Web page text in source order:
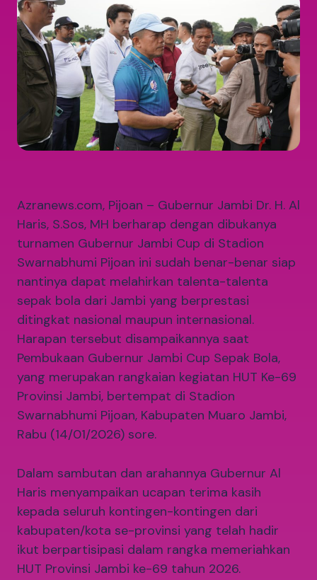
Azranews.com, Pijoan – Gubernur Jambi Dr. H. Al
Haris, S.Sos, MH berharap dengan dibukanya
turnamen Gubernur Jambi Cup di Stadion
Swarnabhumi Pijoan ini sudah benar-benar siap
nantinya dapat melahirkan talenta-talenta
sepak bola dari Jambi yang berprestasi
ditingkat nasional maupun internasional.
Harapan tersebut disampaikannya saat
Pembukaan Gubernur Jambi Cup Sepak Bola,
yang merupakan rangkaian kegiatan HUT Ke-69
Provinsi Jambi, bertempat di Stadion
Swarnabhumi Pijoan, Kabupaten Muaro Jambi,
Rabu (14/01/2026) sore.
Dalam sambutan dan arahannya Gubernur Al
Haris menyampaikan ucapan terima kasih
kepada seluruh kontingen-kontingen dari
kabupaten/kota se-provinsi yang telah hadir
ikut berpartisipasi dalam rangka memeriahkan
HUT Provinsi Jambi ke-69 tahun 2026.